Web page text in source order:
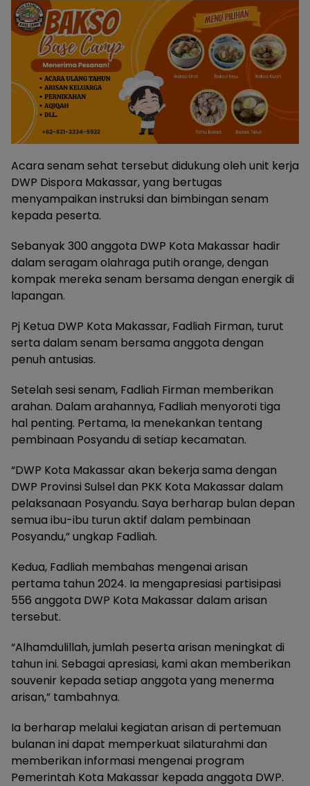
Acara senam sehat tersebut didukung oleh unit kerja
DWP Dispora Makassar, yang bertugas
menyampaikan instruksi dan bimbingan senam
kepada peserta.
Sebanyak 300 anggota DWP Kota Makassar hadir
dalam seragam olahraga putih orange, dengan
kompak mereka senam bersama dengan energik di
lapangan.
Pj Ketua DWP Kota Makassar, Fadliah Firman, turut
serta dalam senam bersama anggota dengan
penuh antusias.
Setelah sesi senam, Fadliah Firman memberikan
arahan. Dalam arahannya, Fadliah menyoroti tiga
hal penting. Pertama, Ia menekankan tentang
pembinaan Posyandu di setiap kecamatan.
“DWP Kota Makassar akan bekerja sama dengan
DWP Provinsi Sulsel dan PKK Kota Makassar dalam
pelaksanaan Posyandu. Saya berharap bulan depan
semua ibu-ibu turun aktif dalam pembinaan
Posyandu,” ungkap Fadliah.
Kedua, Fadliah membahas mengenai arisan
pertama tahun 2024. Ia mengapresiasi partisipasi
556 anggota DWP Kota Makassar dalam arisan
tersebut.
“Alhamdulillah, jumlah peserta arisan meningkat di
tahun ini. Sebagai apresiasi, kami akan memberikan
souvenir kepada setiap anggota yang menerma
arisan,” tambahnya.
Ia berharap melalui kegiatan arisan di pertemuan
bulanan ini dapat memperkuat silaturahmi dan
memberikan informasi mengenai program
Pemerintah Kota Makassar kepada anggota DWP.